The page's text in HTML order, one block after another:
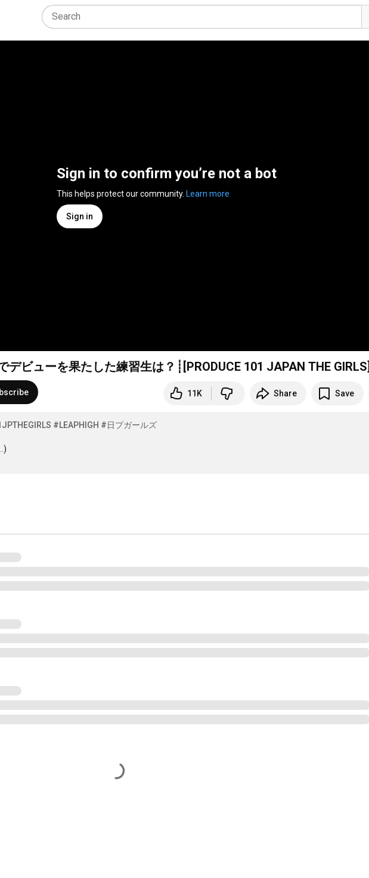
Sign in to confirm you’re not a bot
This helps protect our community. Learn more
Sign in
ビューを果たした練習生は？┊[PRODUCE 101 JAPAN THE GIRLS]
11K Share Save
#LEAPHIGH #日プガールズ